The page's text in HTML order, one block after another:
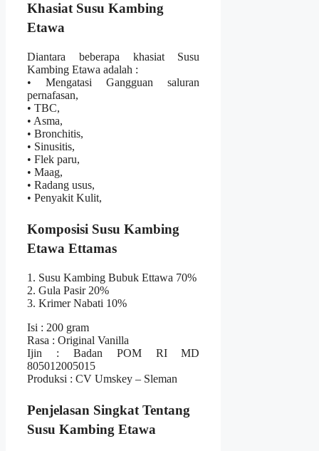
Khasiat Susu Kambing
Etawa
Diantara beberapa khasiat Susu
Kambing Etawa adalah :
• Mengatasi Gangguan saluran
pernafasan,
• TBC,
• Asma,
• Bronchitis,
• Sinusitis,
• Flek paru,
• Maag,
• Radang usus,
• Penyakit Kulit,
Komposisi Susu Kambing
Etawa Ettamas
1. Susu Kambing Bubuk Ettawa 70%
2. Gula Pasir 20%
3. Krimer Nabati 10%
Isi : 200 gram
Rasa : Original Vanilla
Ijin : Badan POM RI MD
805012005015
Produksi : CV Umskey – Sleman
Penjelasan Singkat Tentang
Susu Kambing Etawa